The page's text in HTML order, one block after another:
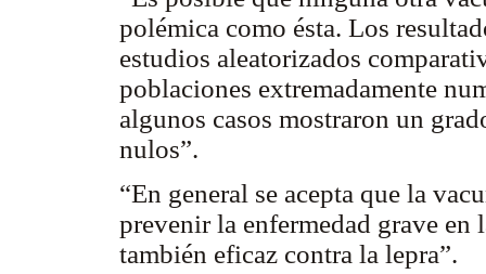
polémica como ésta. Los
estudios aleatorizados
poblaciones extremadamente
algunos casos mostraron un
nulos”.
“En general se acepta que la
prevenir la enfermedad grave
también eficaz contra la lepra”.